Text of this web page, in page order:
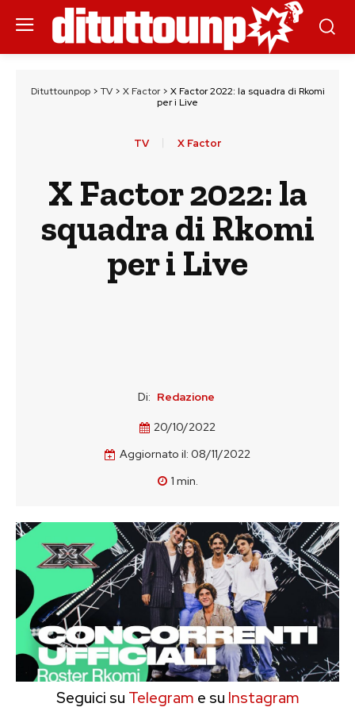
Dituttounpop> TV> X Factor> X Factor 2022: la squadra di Rkomi
per i Live
TV X Factor
X Factor 2022: la
squadra di Rkomi
per i Live
Di: Redazione
20/10/2022
Aggiornato il: 08/11/2022
1 min.
Seguici su Telegram e su Instagram